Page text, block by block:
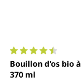
Note moyenne de
Bouillon d'os bio
370 ml